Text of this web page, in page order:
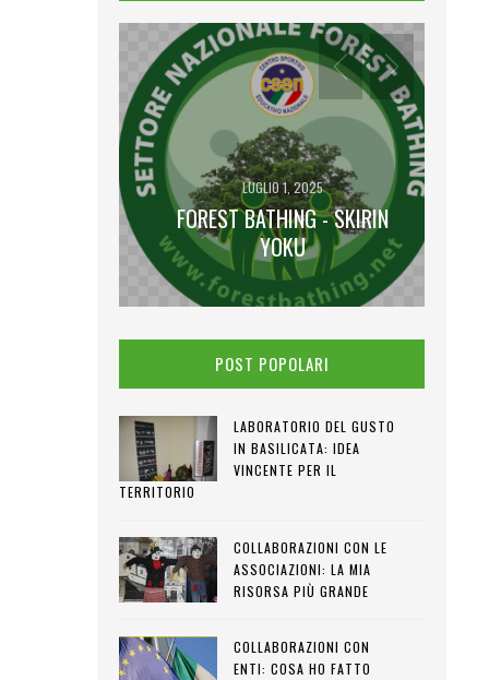
LUGLIO 1, 2025
FOREST BATHING - SKIRIN
YOKU
POST POPOLARI
LABORATORIO DEL GUSTO
IN BASILICATA: IDEA
VINCENTE PER IL
TERRITORIO
COLLABORAZIONI CON LE
ASSOCIAZIONI: LA MIA
RISORSA PIÙ GRANDE
COLLABORAZIONI CON
ENTI: COSA HO FATTO